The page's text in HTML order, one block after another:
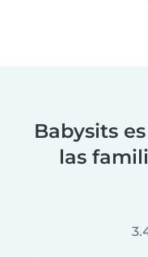
Babysits
las